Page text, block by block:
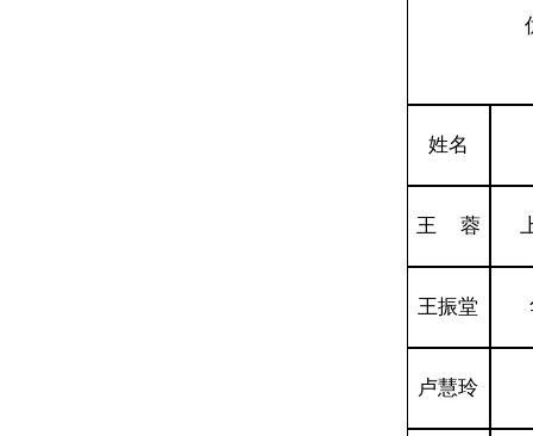
姓名
王 蓉
王振堂
卢慧玲